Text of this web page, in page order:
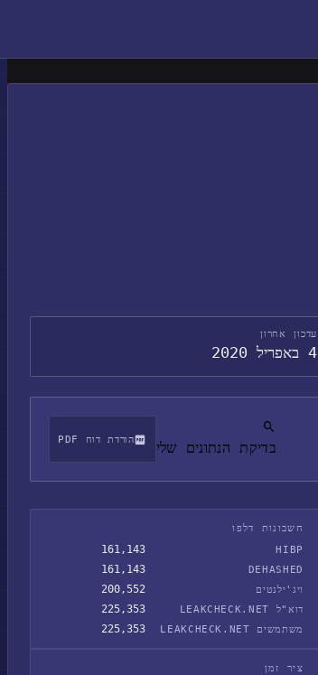
עדכון אחרון
4 באפריל 2020
בדיקת הנתונים שלי הורדת דוח PDF
חשבונות דלפו
HIBP
161,143
DEHASHED
161,143
ויג'ילנטים 200,552
דוא"ל LEAKCHECK.NET 225,353
משתמשים LEAKCHECK.NET 225,353
ציר זמן